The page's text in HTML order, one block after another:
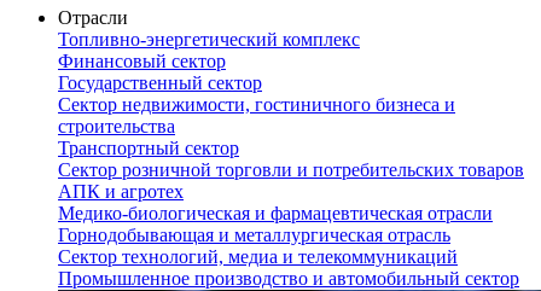
Отрасли
Топливно-энергетический комплекс
Финансовый сектор
Государственный сектор
Сектор недвижимости, гостиничного бизнеса и
строительства
Транспортный сектор
Сектор розничной торговли и потребительских товаров
АПК и агротех
Медико-биологическая и фармацевтическая отрасли
Горнодобывающая и металлургическая отрасль
Сектор технологий, медиа и телекоммуникаций
Промышленное производство и автомобильный сектор